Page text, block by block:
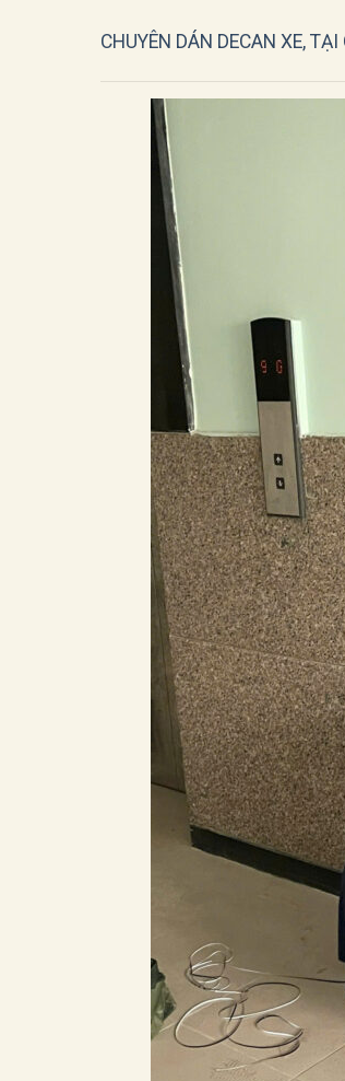
CHUYÊN DÁN DECAN XE,